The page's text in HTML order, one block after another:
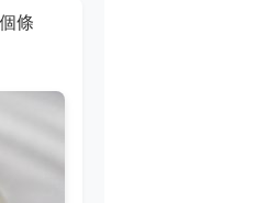
條